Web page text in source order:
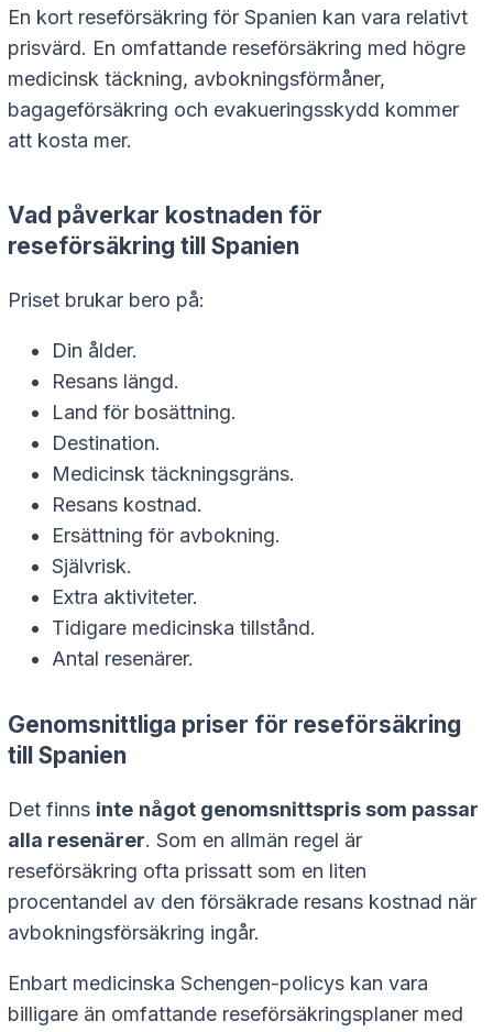
En kort reseförsäkring för Spanien kan vara relativt
prisvärd. En omfattande reseförsäkring med högre
medicinsk täckning, avbokningsförmåner,
bagageförsäkring och evakueringsskydd kommer
att kosta mer.
Vad påverkar kostnaden för
reseförsäkring till Spanien
Priset brukar bero på:
Din ålder.
Resans längd.
Land för bosättning.
Destination.
Medicinsk täckningsgräns.
Resans kostnad.
Ersättning för avbokning.
Självrisk.
Extra aktiviteter.
Tidigare medicinska tillstånd.
Antal resenärer.
Genomsnittliga priser för reseförsäkring
till Spanien
Det finns inte något genomsnittspris som passar
alla resenärer. Som en allmän regel är
reseförsäkring ofta prissatt som en liten
procentandel av den försäkrade resans kostnad när
avbokningsförsäkring ingår.
Enbart medicinska Schengen-policys kan vara
billigare än omfattande reseförsäkringsplaner med